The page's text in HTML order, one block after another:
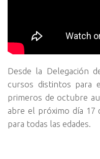
Desde la Delegación
cursos distintos para
primeros de octubre
abre el próximo día 17
para todas las edades.